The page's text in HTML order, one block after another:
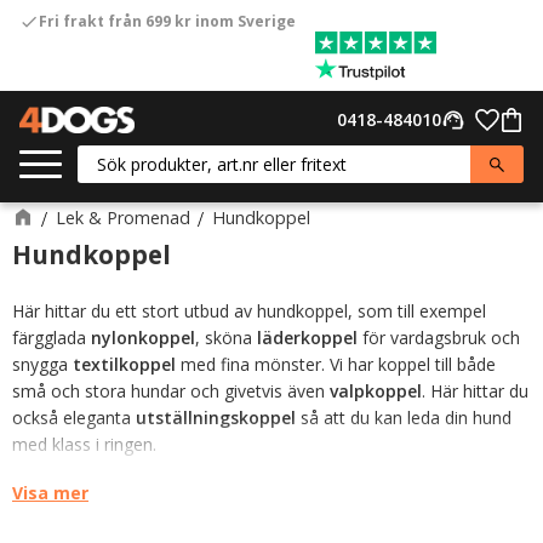
checkFri frakt från 699 kr inom Sverige
support_agent
0418-484010
Lek & Promenad Hundkoppel
Hundkoppel
Här hittar du ett stort utbud av hundkoppel, som till exempel
färgglada nylonkoppel, sköna läderkoppel för vardagsbruk och
snygga textilkoppel med fina mönster. Vi har koppel till både
små och stora hundar och givetvis även valpkoppel. Här hittar du
också eleganta utställningskoppel så att du kan leda din hund
med klass i ringen.
Kanske letar du efter ett koppel med en speciell
funktion?
Visa mer